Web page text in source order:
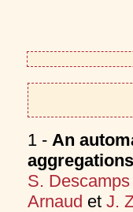
1 - An
S. Descamps
Arnaud et J.